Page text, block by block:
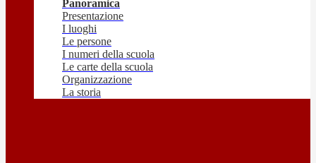
Panoramica
Presentazione
I luoghi
Le persone
I numeri della scuola
Le carte della scuola
Organizzazione
La storia